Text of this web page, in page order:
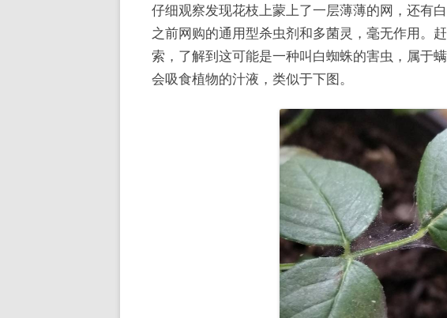
仔细观察发现花枝上蒙上了一层薄薄的网，还有
之前网购的通用型杀虫剂和多菌灵，毫无作用。
索，了解到这可能是一种叫白蜘蛛的害虫，属于
会吸食植物的汁液，类似于下图。